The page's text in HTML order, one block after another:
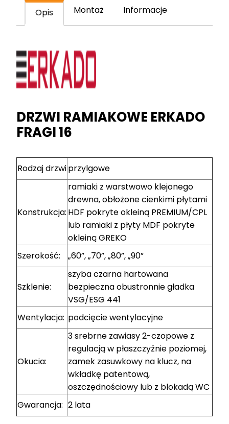
Opis Montaż Informacje
DRZWI RAMIAKOWE ERKADO
FRAGI 16
Rodzaj drzwiprzylgowe
Konstrukcja:
ramiaki z warstwowo klejonego
drewna, obłożone cienkimi płytami
HDF pokryte okleiną PREMIUM/CPL
lub ramiaki z płyty MDF pokryte
okleiną GREKO
Szerokość:
„60”, „70”, „80”, „90”
Szklenie:
szyba czarna hartowana
bezpieczna obustronnie gładka
VSG/ESG 441
Wentylacja: podcięcie wentylacyjne
Okucia:
3 srebrne zawiasy 2-czopowe z
regulacją w płaszczyźnie poziomej,
zamek zasuwkowy na klucz, na
wkładkę patentową,
oszczędnościowy lub z blokadą WC
Gwarancja: 2 lata